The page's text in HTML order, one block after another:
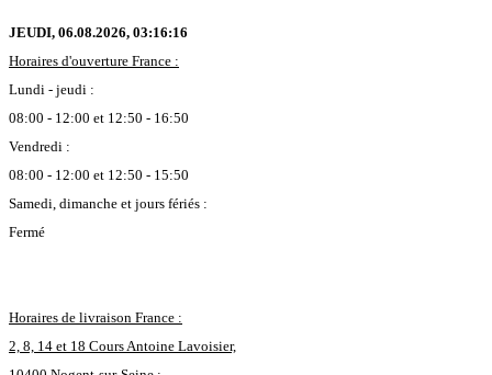
JEUDI, 06.08.2026, 03:16:17
Horaires d'ouverture France :
Lundi - jeudi :
08:00 - 12:00 et 12:50 - 16:50
Vendredi :
08:00 - 12:00 et 12:50 - 15:50
Samedi, dimanche et jours fériés :
Fermé
Horaires de livraison France :
2, 8, 14 et 18 Cours Antoine Lavoisier,